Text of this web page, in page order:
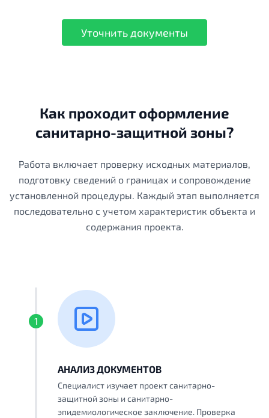
Уточнить документы
Как проходит оформление
санитарно-защитной зоны?
Работа включает проверку исходных материалов,
подготовку сведений о границах и сопровождение
установленной процедуры. Каждый этап выполняется
последовательно с учетом характеристик объекта и
содержания проекта.
1
АНАЛИЗ ДОКУМЕНТОВ
Специалист изучает проект санитарно-
защитной зоны и санитарно-
эпидемиологическое заключение. Проверка